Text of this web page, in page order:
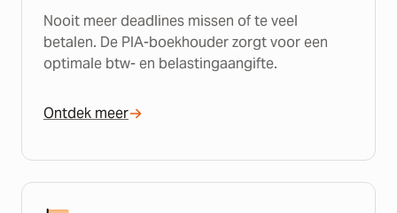
Nooit meer deadlines missen of te veel
betalen. De PIA-boekhouder zorgt voor een
optimale btw- en belastingaangifte.
Ontdek meer